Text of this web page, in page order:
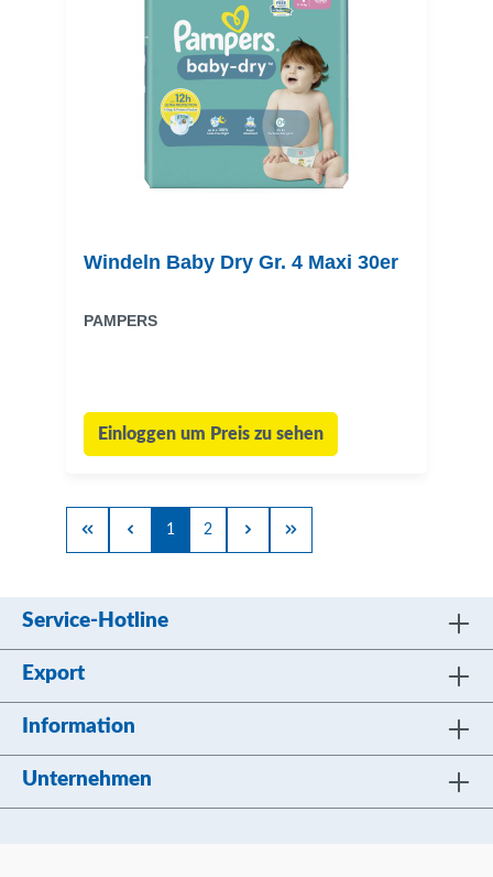
Windeln Baby Dry Gr. 4 Maxi 30er
PAMPERS
Einloggen um Preis zu sehen
1 2
Service-Hotline
Export
Information
Unternehmen